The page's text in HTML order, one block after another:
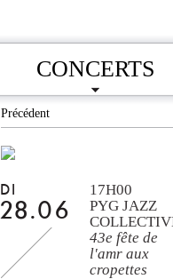
CONCERTS
Précédent
DI
28.06
17H00
PYG JAZZ
43e fête de
l'amr aux
cropettes